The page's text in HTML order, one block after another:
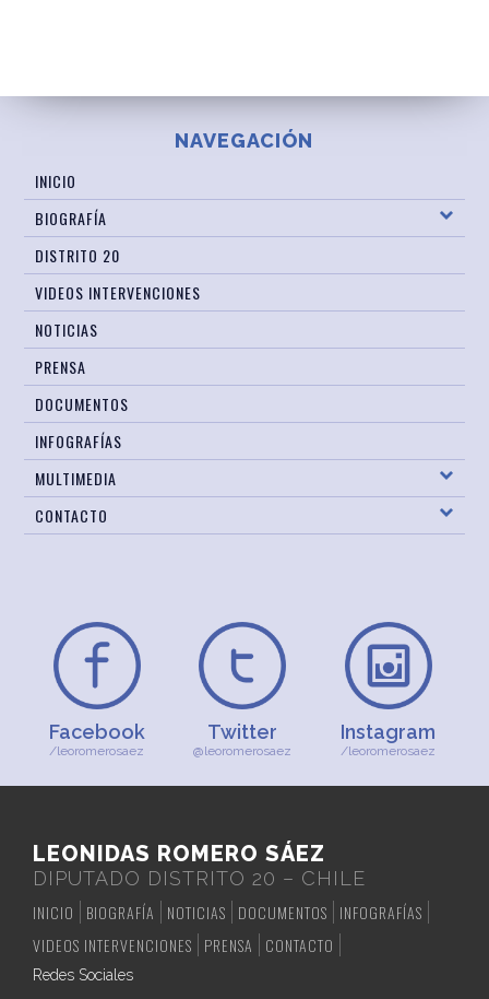
NAVEGACIÓN
INICIO
BIOGRAFÍA
DISTRITO 20
VIDEOS INTERVENCIONES
NOTICIAS
PRENSA
DOCUMENTOS
INFOGRAFÍAS
MULTIMEDIA
CONTACTO
Facebook
/leoromerosaez
Twitter
@leoromerosaez
Instagram
/leoromerosaez
LEONIDAS ROMERO SÁEZ
DIPUTADO DISTRITO 20 – CHILE
INICIO
BIOGRAFÍA NOTICIAS DOCUMENTOS
INFOGRAFÍAS
VIDEOS INTERVENCIONES
PRENSA CONTACTO
Redes Sociales